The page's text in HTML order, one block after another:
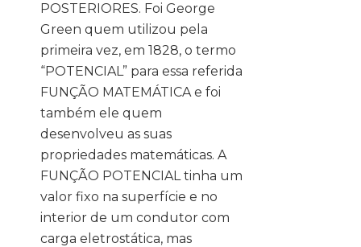
POSTERIORES. Foi George
Green quem utilizou pela
primeira vez, em 1828, o termo
“POTENCIAL” para essa referida
FUNÇÃO MATEMÁTICA e foi
também ele quem
desenvolveu as suas
propriedades matemáticas. A
FUNÇÃO POTENCIAL tinha um
valor fixo na superfície e no
interior de um condutor com
carga eletrostática, mas